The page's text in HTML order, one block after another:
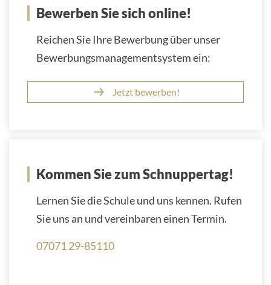
Bewerben Sie sich online!
Reichen Sie Ihre Bewerbung über unser
Bewerbungsmanagementsystem ein:
Jetzt bewerben!
Kommen Sie zum Schnuppertag!
Lernen Sie die Schule und uns kennen. Rufen
Sie uns an und vereinbaren einen Termin.
07071 29-85110